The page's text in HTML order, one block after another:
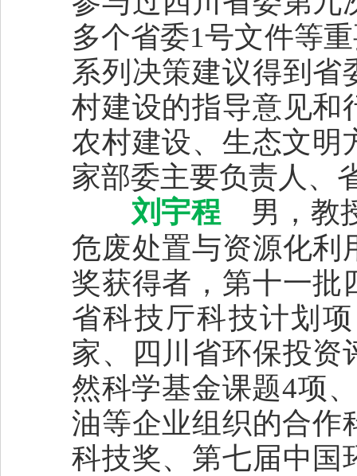
多个省委1号文件等
系列决策建议得到省
村建设的指导意见和
农村建设、生态文明
家部委主要负责人、
刘宇程 男，教
危废处置与资源化利
奖获得者，第十一批
省科技厅科技计划
家、四川省环保投资
然科学基金课题4项
油等企业组织的合作
科技奖、第七届中国